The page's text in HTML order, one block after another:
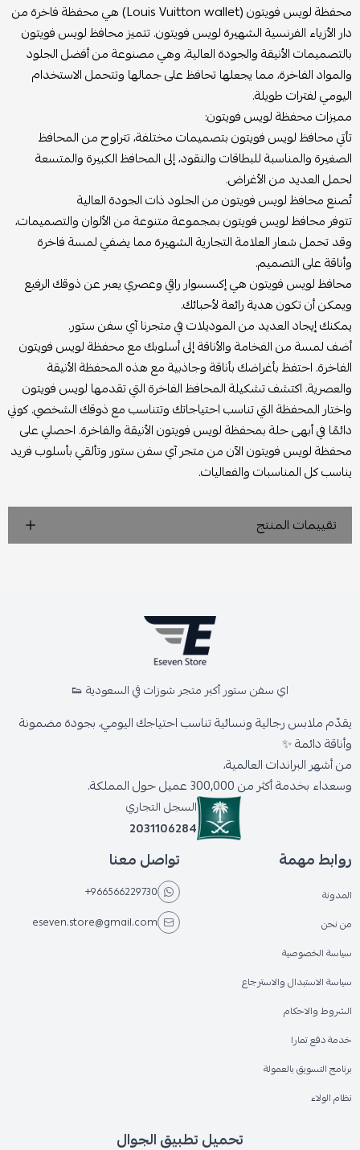
محفظة لويس فويتون (Louis Vuitton wallet) هي محفظة فاخرة من
دار الأزياء الفرنسية الشهيرة لويس فويتون. تتميز محافظ لويس فويتون
بالتصميمات الأنيقة والجودة العالية، وهي مصنوعة من أفضل الجلود
والمواد الفاخرة، مما يجعلها تحافظ على جمالها وتتحمل الاستخدام
اليومي لفترات طويلة.
مميزات محفظة لويس فويتون:
تأتي محافظ لويس فويتون بتصميمات مختلفة، تتراوح من المحافظ
الصغيرة والمناسبة للبطاقات والنقود، إلى المحافظ الكبيرة والمتسعة
لحمل العديد من الأغراض.
تُصنع محافظ لويس فويتون من الجلود ذات الجودة العالية
تتوفر محافظ لويس فويتون بمجموعة متنوعة من الألوان والتصميمات،
وقد تحمل شعار العلامة التجارية الشهيرة مما يضفي لمسة فاخرة
وأناقة على التصميم.
محافظ لويس فويتون هي إكسسوار راقي وعصري يعبر عن ذوقك الرفيع
ويمكن أن تكون هدية رائعة لأحبائك.
يمكنك إيجاد العديد من الموديلات في متجرنا آي سفن ستور.
أضف لمسة من الفخامة والأناقة إلى أسلوبك مع محفظة لويس فويتون
الفاخرة. احتفظ بأغراضك بأناقة وجاذبية مع هذه المحفظة الأنيقة
والعصرية. اكتشف تشكيلة المحافظ الفاخرة التي تقدمها لويس فويتون
واختار المحفظة التي تناسب احتياجاتك وتتناسب مع ذوقك الشخصي. كوني
دائمًا في أبهى حلة بمحفظة لويس فويتون الأنيقة والفاخرة. احصلي على
محفظة لويس فويتون الآن من متجر آي سفن ستور وتألقي بأسلوب فريد
يناسب كل المناسبات والفعاليات.
تقييمات المنتج
اي سفن ستور أكبر متجر شوزات في السعودية 👟
يقدّم ملابس رجالية ونسائية تناسب احتياجك اليومي، بجودة مضمونة
وأناقة دائمة ✨
من أشهر البراندات العالمية،
وسعداء بخدمة أكثر من 300,000 عميل حول المملكة.
السجل التجاري
2031106284
روابط مهمة
المدونة
من نحن
سياسة الخصوصية
سياسة الاستبدال والاسترجاع
الشروط والاحكام
خدمة دفع تمارا
برنامج التسويق بالعمولة
نظام الولاء
تواصل معنا
+966566229730
eseven.store@gmail.com
تحميل تطبيق الجوال